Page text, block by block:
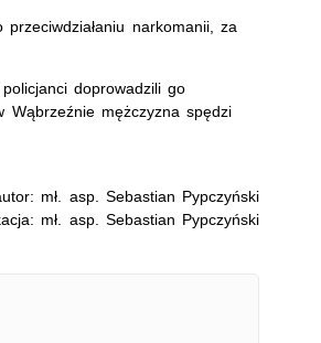
narkomanii, za
doprowadzili go
Wąbrzeźnie mężczyzna spędzi
mł. asp. Sebastian Pypczyński
mł. asp. Sebastian Pypczyński